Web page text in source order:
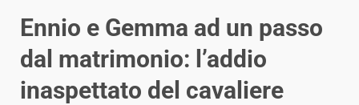
Ennio e Gemma ad un passo
dal matrimonio: l’addio
inaspettato del cavaliere